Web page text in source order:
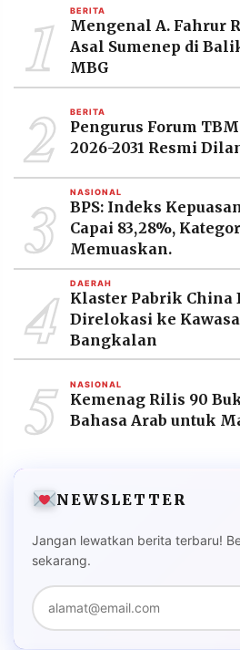
1 BERITA
Mengenal A. Fahrur
Asal Sumenep di
MBG
2 BERITA
Pengurus Forum
2026-2031 Resmi
3 NASIONAL
BPS: Indeks
Capai 83,28%,
Memuaskan.
4 DAERAH
Klaster Pabrik China
Direlokasi ke
Bangkalan
5 NASIONAL
Kemenag Rilis 90
Bahasa Arab untuk
NEWSLETTER
Jangan lewatkan berita terbaru!
sekarang.